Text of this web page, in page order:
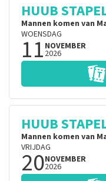
HUUB
Mannen komen van
WOENSDAG
11 NOVEMBER
2026
HUUB
Mannen komen van
VRIJDAG
20NOVEMBER
2026